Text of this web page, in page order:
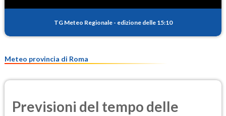
PM25
TG Meteo Regionale - edizione delle 15:10
Meteo provincia di Roma
Previsioni del tempo delle